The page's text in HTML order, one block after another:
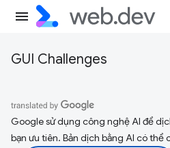
GUI Challenges
Google sử dụng công nghệ AI để
bạn ưu tiên. Bản dịch bằng AI có thể